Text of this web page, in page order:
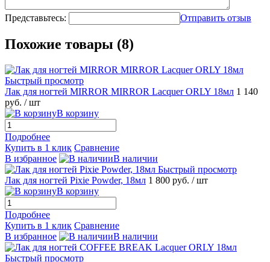
Представьтесь: Отправить отзыв
Похожие товары (8)
Быстрый просмотр
Лак для ногтей MIRROR MIRROR Lacquer ORLY 18мл 1 140
руб. / шт
В корзину
Подробнее
Купить в 1 клик Сравнение
В избранное
В наличии
Быстрый просмотр
Лак для ногтей Pixie Powder, 18мл 1 800 руб. / шт
В корзину
Подробнее
Купить в 1 клик Сравнение
В избранное
В наличии
Быстрый просмотр